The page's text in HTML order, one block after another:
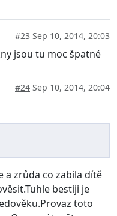
#23 Sep 10, 2014, 20:03
jsou tu moc špatné
#24 Sep 10, 2014, 20:04
a zrůda co zabila dítě
bestiji je
toto